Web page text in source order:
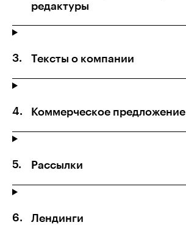
редактуры
Тексты о компании
Коммерческое предложение
Рассылки
Лендинги